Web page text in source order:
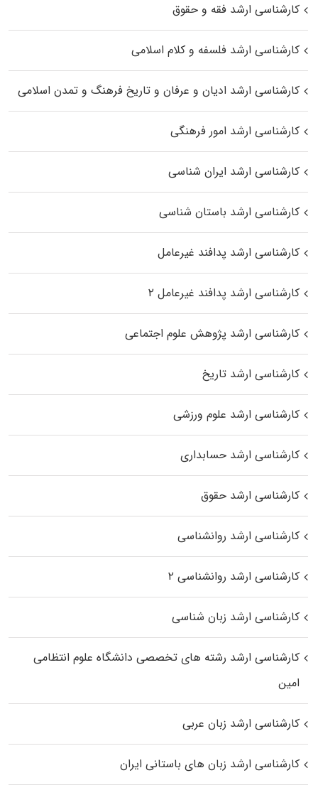
کارشناسی ارشد فقه و حقوق
کارشناسی ارشد فلسفه و کلام اسلامی
کارشناسی ارشد ادیان و عرفان و تاریخ فرهنگ و تمدن اسلامی
کارشناسی ارشد امور فرهنگی
کارشناسی ارشد ایران شناسی
کارشناسی ارشد باستان شناسی
کارشناسی ارشد پدافند غیرعامل
کارشناسی ارشد پدافند غیرعامل ۲
کارشناسی ارشد پژوهش علوم اجتماعی
کارشناسی ارشد تاریخ
کارشناسی ارشد علوم ورزشی
کارشناسی ارشد حسابداری
کارشناسی ارشد حقوق
کارشناسی ارشد روانشناسی
کارشناسی ارشد روانشناسی ۲
کارشناسی ارشد زبان شناسی
کارشناسی ارشد رﺷﺘﻪ ﻫﺎی تخصصی داﻧﺸﮕﺎه ﻋﻠﻮم انتظامی
اﻣﻴﻦ
کارشناسی ارشد زبان عربی
کارشناسی ارشد زبان‌ های باستانی ایران